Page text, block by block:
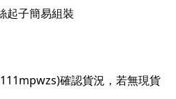
起子簡易組裝
確認貨況，若無現貨